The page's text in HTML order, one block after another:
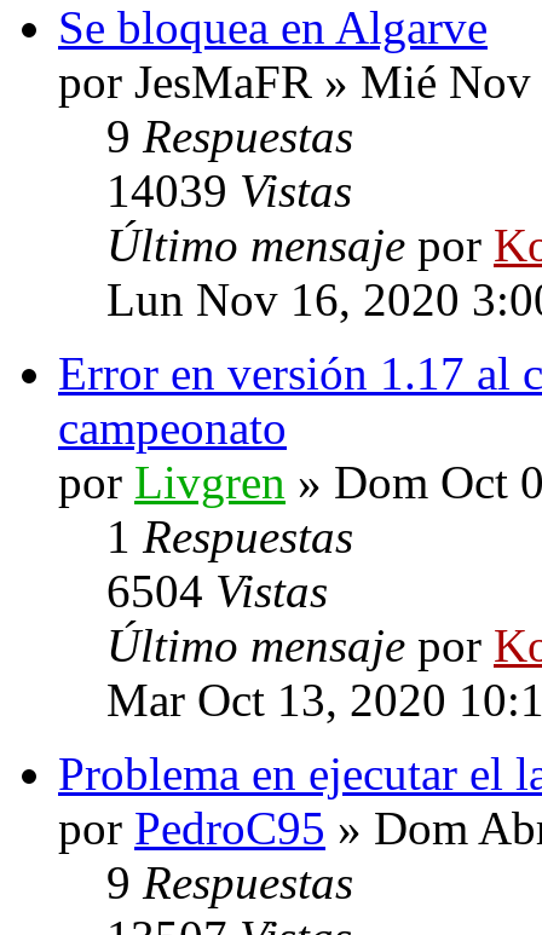
Se bloquea en Algarve
por JesMaFR » Mié
9 Respuestas
14039 Vistas
Último mensaje por
Lun Nov 16, 2020
Error en versión 1.17 al
campeonato
por Livgren » Dom Oct
1 Respuestas
6504 Vistas
Último mensaje por
Mar Oct 13, 2020
Problema en ejecutar el
por PedroC95 » Dom
9 Respuestas